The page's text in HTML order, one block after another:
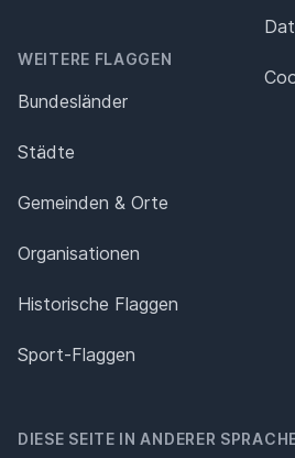
WEITERE FLAGGEN
Bundesländer
Städte
Gemeinden & Orte
Organisationen
Historische Flaggen
Sport-Flaggen
DIESE SEITE IN ANDERER